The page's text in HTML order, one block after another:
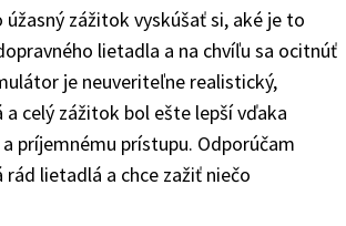
zážitok vyskúšať si, aké je to
lietadla a na chvíľu sa ocitnúť
je neuveriteľne realistický,
celý zážitok bol ešte lepší vďaka
príjemnému prístupu. Odporúčam
lietadlá a chce zažiť niečo